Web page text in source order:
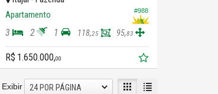
#988
Apartamento
3 2 1 118,25 95,83
R$ 1.650.000,00
Exibir 24 POR PÁGINA